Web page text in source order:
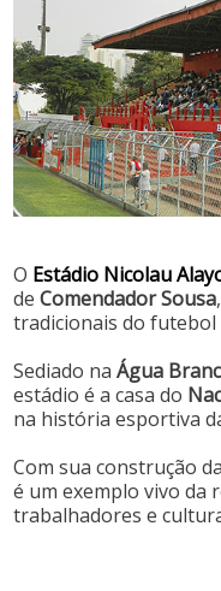
O Estádio Nicolau
deComendador Sousa
tradicionais do
Sediado naÁgua
estádio é a casa do
na história esportiva
Com sua construção
é um exemplo vivo da
trabalhadores e